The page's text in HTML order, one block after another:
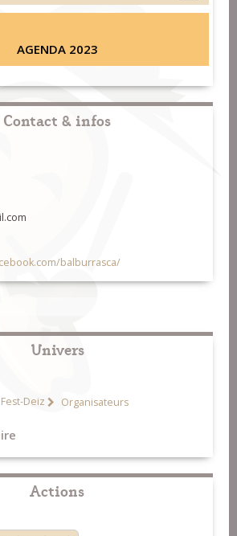
AGENDA 2023
Contact & infos
balburrasca/
Univers
Deiz Organisateurs
Actions